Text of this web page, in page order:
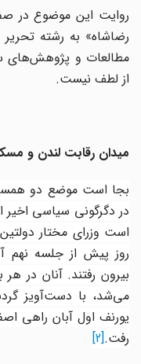
رضاشاه» به رشته
مطالعات و پژوهش‌های
از لطف نیست.
میدان رقابت لندن و مسکو
بجا است موضع دو
در دگرگونی سیاسی اخیر
است وزرای مختار
بیرون رفتند. آنان در هر
می‌شد، با دست‌آویز
یورنف اول آبان راهی
رفت.[2]